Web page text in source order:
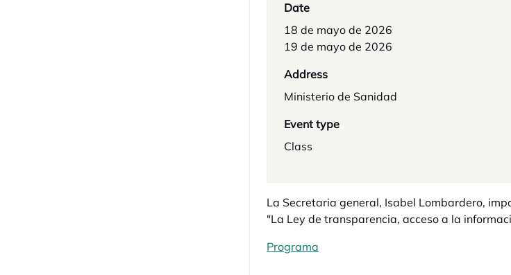
Date
18 de mayo de 2026
19 de mayo de 2026
Address
Ministerio de Sanidad
Event type
Class
La Secretaria general, Isabel Lombardero,
"La Ley de transparencia, acceso a la
Programa